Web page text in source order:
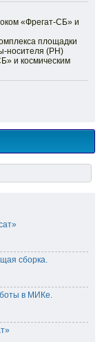
«Фрегат-СБ» и
площадки
носителя (РН)
и космическим
сборка.
в МИКе.